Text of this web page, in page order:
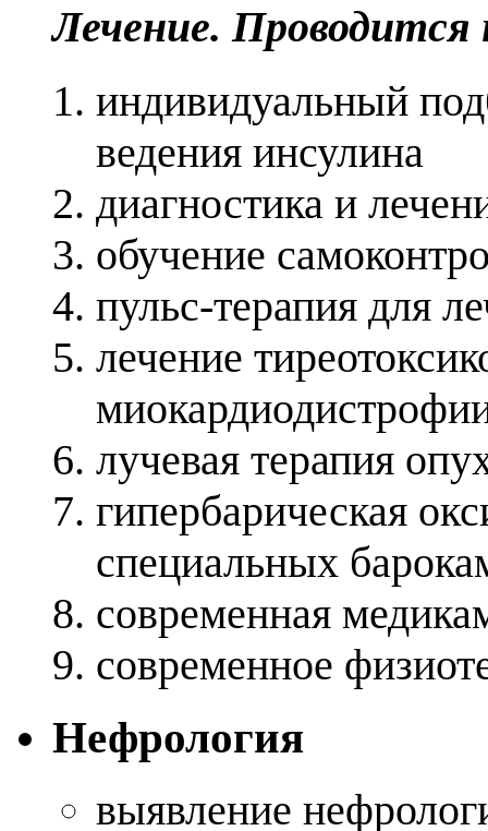
Лечение.
индивидуальный
ведения инсулина
диагностика и
обучение
пульс-терапия для
лечение
лучевая терапия
гипербарическая
специальных
современная
современное
Нефрология
выявление